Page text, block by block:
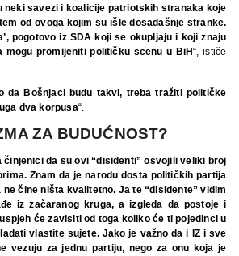
neki savezi i koalicije patriotskih stranaka koje
od ovoga kojim su išle dosadašnje stranke.
pogotovo iz SDA koji se okupljaju i koji znaju
mogu promijeniti političku scenu u BiH“, ističe
da Bošnjaci budu takvi, treba tražiti političke
dva korpusa“.
ZA BUDUĆNOST?
činjenici da su ovi “disidenti” osvojili veliki broj
Znam da je narodu dosta političkih partija
čine ništa kvalitetno. Ja te “disidente” vidim
iz začaranog kruga, a izgleda da postoje i
će zavisiti od toga koliko će ti pojedinci u
vlastite sujete. Jako je važno da i IZ i sve
vezuju za jednu partiju, nego za onu koja je